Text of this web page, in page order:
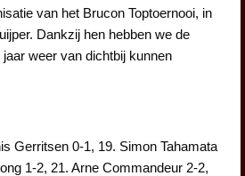
van het Brucon Toptoernooi, in
Dankzij hen hebben we de
weer van dichtbij kunnen
Gerritsen 0-1, 19. Simon Tahamata
1-2, 21. Arne Commandeur 2-2,